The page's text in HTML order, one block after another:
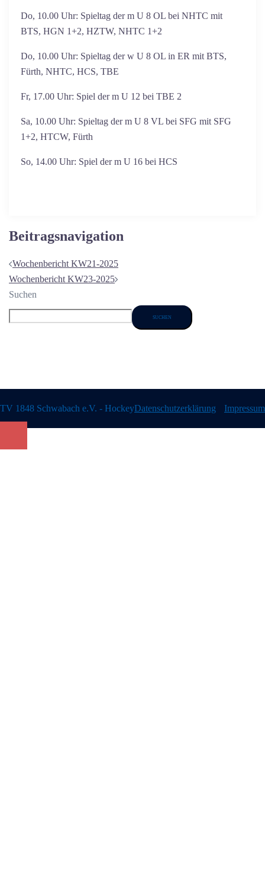
Do, 10.00 Uhr: Spieltag der m U 8 OL bei NHTC mit
BTS, HGN 1+2, HZTW, NHTC 1+2
Do, 10.00 Uhr: Spieltag der w U 8 OL in ER mit BTS,
Fürth, NHTC, HCS, TBE
Fr, 17.00 Uhr: Spiel der m U 12 bei TBE 2
Sa, 10.00 Uhr: Spieltag der m U 8 VL bei SFG mit SFG
1+2, HTCW, Fürth
So, 14.00 Uhr: Spiel der m U 16 bei HCS
Beitragsnavigation
Wochenbericht KW21-2025
Wochenbericht KW23-2025
Suchen
SUCHEN
TV 1848 Schwabach e.V. - HockeyDatenschutzerklärung Impressum